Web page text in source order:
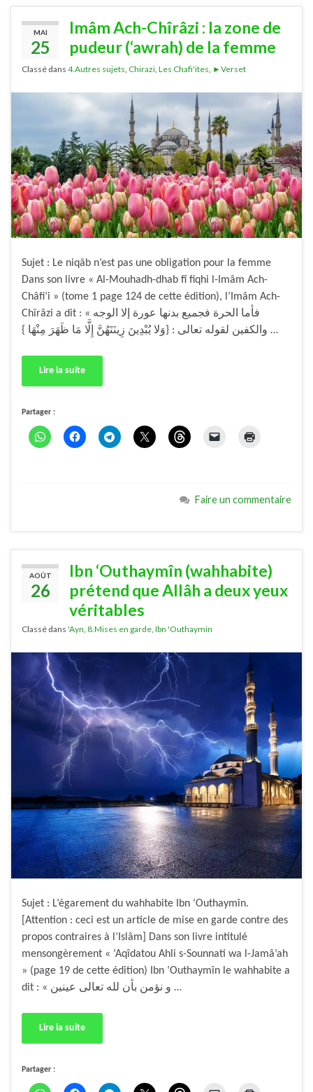
MAI
25
Imâm Ach-Chîrâzi : la zone de
pudeur (‘awrah) de la femme
Classé dans 4.Autres sujets, Chirazi, Les Chafi'ites, ►Verset
Sujet : Le niqâb n’est pas une obligation pour la femme
Dans son livre « Al-Mouhadh-dhab fî fiqhi l-Imâm Ach-
Châfi’i » (tome 1 page 124 de cette édition), l’Imâm Ach-
Chîrâzi a dit : « فأما الحرة فجميع بدنها عورة إلا الوجه
والكفين لقوله تعالى : {وَلا يُبْدِينَ زِينَتَهُنَّ إِلَّا مَا ظَهَرَ مِنْهَا } …
Lire la suite
Partager :
Faire un commentaire
AOÛT
26
Ibn ‘Outhaymîn (wahhabite)
prétend que Allâh a deux yeux
véritables
Classé dans 'Ayn 8.Mises en garde Ibn 'Outhaymin
Sujet : L’égarement du wahhabite Ibn ‘Outhaymîn.
[Attention : ceci est un article de mise en garde contre des
propos contraires à l’Islâm] Dans son livre intitulé
mensongèrement « ‘Aqîdatou Ahli s-Sounnati wa l-Jamâ’ah
» (page 19 de cette édition) Ibn ‘Outhaymîn le wahhabite a
dit : « و نؤمن بأن لله تعالى عينين …
Lire la suite
Partager :